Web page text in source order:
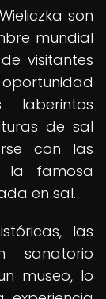
son
mundial
visitantes
de sal
con las
la famosa
en sal.
las
sanatorio
museo, lo